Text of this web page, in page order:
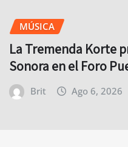
MÚSICA
La Tremenda Korte
Sonora en el Foro
Brit Ago 6, 2026